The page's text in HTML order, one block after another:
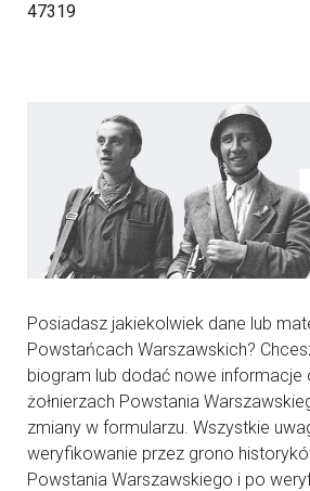
47319
Posiadasz jakiekolwiek dane lub
Powstańcach Warszawskich?
biogram lub dodać nowe informacje
żołnierzach Powstania
zmiany w formularzu. Wszystkie
weryfikowanie przez grono
Powstania Warszawskiego i po